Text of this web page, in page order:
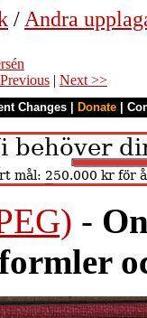
/ Andra
| Next >>
Changes Donate
-